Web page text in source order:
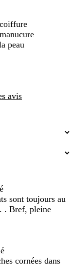
peau
avis
sont toujours au
. Bref, pleine
cornées dans